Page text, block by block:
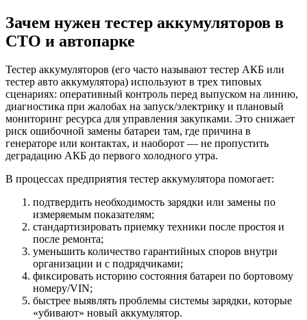
Зачем нужен тестер аккумуляторов в
СТО и автопарке
Тестер аккумуляторов (его часто называют тестер АКБ или
тестер авто аккумулятора) используют в трех типовых
сценариях: оперативный контроль перед выпуском на линию,
диагностика при жалобах на запуск/электрику и плановый
мониторинг ресурса для управления закупками. Это снижает
риск ошибочной замены батареи там, где причина в
генераторе или контактах, и наоборот — не пропустить
деградацию АКБ до первого холодного утра.
В процессах предприятия тестер аккумулятора помогает:
подтвердить необходимость зарядки или замены по
измеряемым показателям;
стандартизировать приемку техники после простоя и
после ремонта;
уменьшить количество гарантийных споров внутри
организации и с подрядчиками;
фиксировать историю состояния батареи по бортовому
номеру/VIN;
быстрее выявлять проблемы системы зарядки, которые
«убивают» новый аккумулятор.